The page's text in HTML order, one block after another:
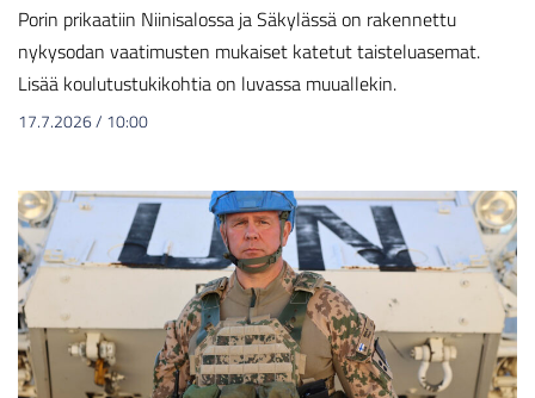
Porin prikaatiin Niinisalossa ja Säkylässä on rakennettu
nykysodan vaatimusten mukaiset katetut taisteluasemat.
Lisää koulutustukikohtia on luvassa muuallekin.
17.7.2026/ 10:00